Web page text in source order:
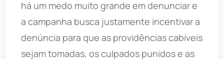
há um medo muito grande em denunciar e
a campanha busca justamente incentivar a
denúncia para que as providências cabíveis
sejam tomadas, os culpados punidos e as